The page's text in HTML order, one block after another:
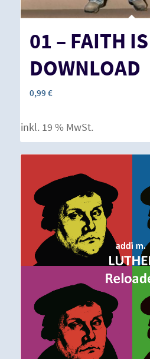
01 – FAITH
DOWNLOAD
0,99 €
inkl. 19 % MwSt.